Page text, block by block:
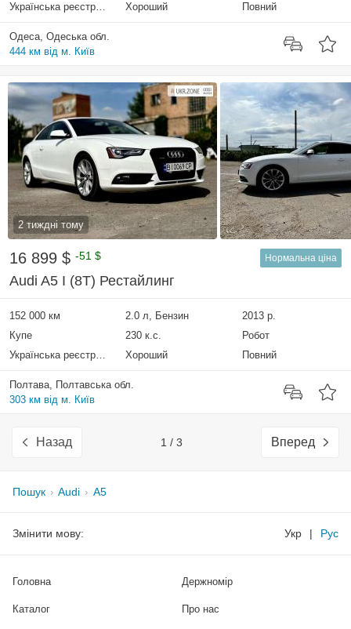
Українська реєстрація
Хороший Повний
Одеса, Одеська обл.
444 км від м. Київ
2 тиждні тому
16 899 $ -51 $ Нормальна ціна
Audi A5 I (8T) Рестайлинг
152 000 км 2.0 л, Бензин
2013 р.
Купе
230 к.с.
Робот
Українська реєстрація
Хороший Повний
Полтава, Полтавська обл.
303 км від м. Київ
Назад 1 / 3 Вперед
Пошук Audi A5
Змінити мову: Укр | Рус
Головна
Каталог
Держномір
Про нас